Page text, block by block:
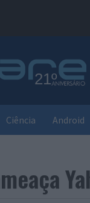
Ciência Android